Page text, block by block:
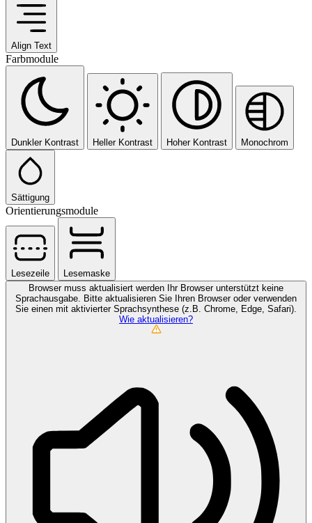
Align Text
Farbmodule
Dunkler Kontrast Heller Kontrast Hoher Kontrast Monochrom
Sättigung
Orientierungsmodule
Lesezeile
Lesemaske
Browser muss aktualisiert werden
Ihr Browser unterstützt keine
Sprachausgabe. Bitte aktualisieren Sie Ihren Browser oder verwenden
Sie einen mit aktivierter Sprachsynthese (z.B. Chrome, Edge, Safari).
Wie aktualisieren?